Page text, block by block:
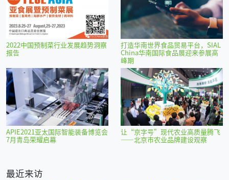
2022中国预制菜行业发展趋势洞察
报告
打造华南世界食品贸易平台，SIAL
China华南国际食品展迎来参展高
峰期
APIE2021亚太国际智能装备博览会
7月青岛荣耀启幕
让“京字号”现代农业高质量腾飞
——北京市农业品牌建设观察
最近来访